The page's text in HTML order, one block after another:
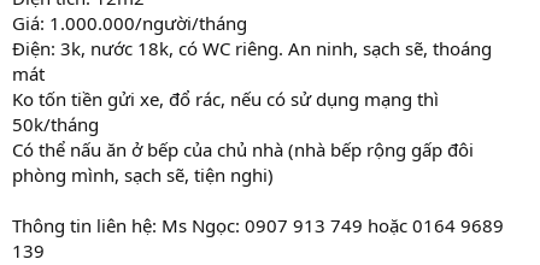
Giá: 1.000.000/người/tháng
Điện: 3k, nước 18k, có WC riêng. An ninh, sạch sẽ, thoáng
mát
Ko tốn tiền gửi xe, đổ rác, nếu có sử dụng mạng thì
50k/tháng
Có thể nấu ăn ở bếp của chủ nhà (nhà bếp rộng gấp đôi
phòng mình, sạch sẽ, tiện nghi)
Thông tin liên hệ: Ms Ngọc: 0907 913 749 hoặc 0164 9689
139